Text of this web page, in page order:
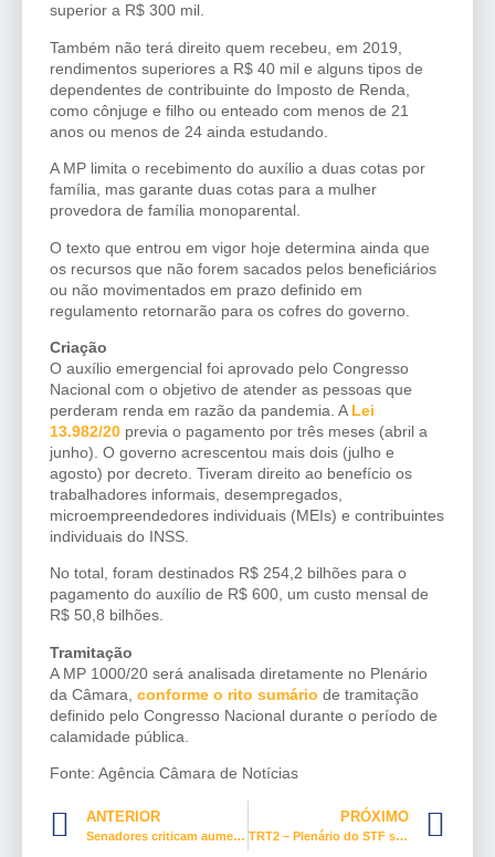
superior a R$ 300 mil.
Também não terá direito quem recebeu, em 2019,
rendimentos superiores a R$ 40 mil e alguns tipos de
dependentes de contribuinte do Imposto de Renda,
como cônjuge e filho ou enteado com menos de 21
anos ou menos de 24 ainda estudando.
A MP limita o recebimento do auxílio a duas cotas por
família, mas garante duas cotas para a mulher
provedora de família monoparental.
O texto que entrou em vigor hoje determina ainda que
os recursos que não forem sacados pelos beneficiários
ou não movimentados em prazo definido em
regulamento retornarão para os cofres do governo.
Criação
O auxílio emergencial foi aprovado pelo Congresso
Nacional com o objetivo de atender as pessoas que
perderam renda em razão da pandemia. A Lei
13.982/20 previa o pagamento por três meses (abril a
junho). O governo acrescentou mais dois (julho e
agosto) por decreto. Tiveram direito ao benefício os
trabalhadores informais, desempregados,
microempreendedores individuais (MEIs) e contribuintes
individuais do INSS.
No total, foram destinados R$ 254,2 bilhões para o
pagamento do auxílio de R$ 600, um custo mensal de
R$ 50,8 bilhões.
Tramitação
A MP 1000/20 será analisada diretamente no Plenário
da Câmara, conforme o rito sumário de tramitação
definido pelo Congresso Nacional durante o período de
calamidade pública.
Fonte: Agência Câmara de Notícias
ANTERIOR
Senadores criticam aumento de R$ 22 e cobram valorização do salário mínimo
PRÓXIMO
TRT2 – Plenário do STF suspende julgamento sobre correção monetária trabalhista